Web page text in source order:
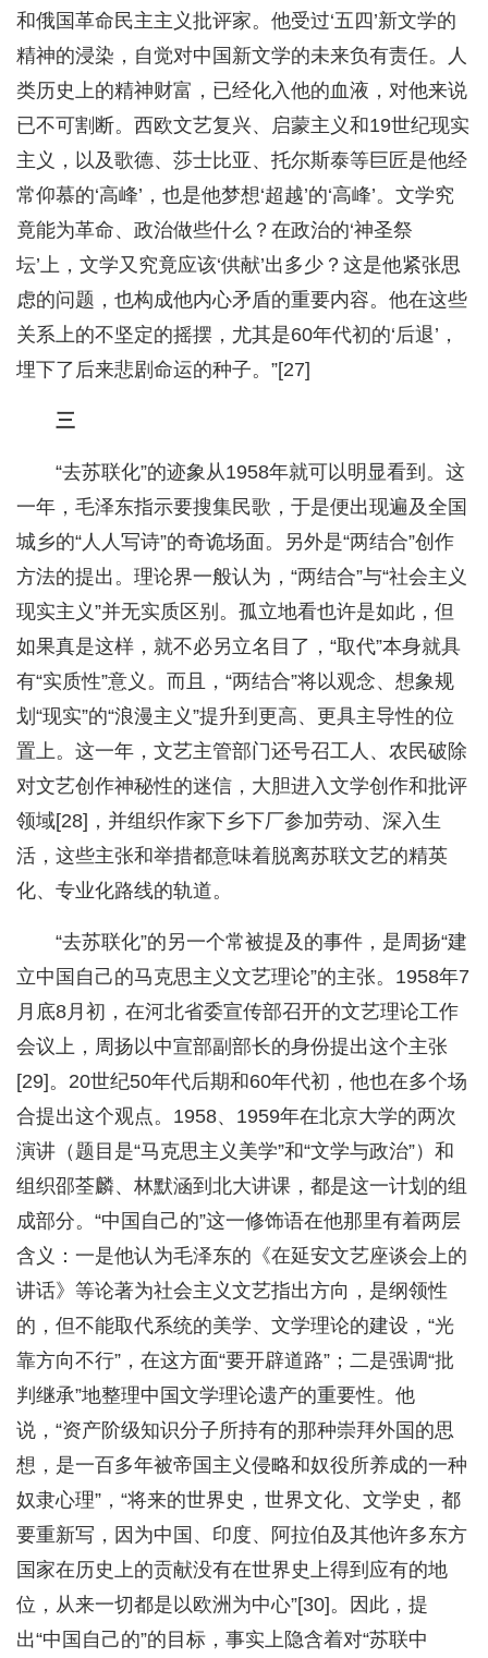
和俄国革命民主主义批评家。他受过‘五四’新文学的
精神的浸染，自觉对中国新文学的未来负有责任。人
类历史上的精神财富，已经化入他的血液，对他来说
已不可割断。西欧文艺复兴、启蒙主义和19世纪现实
主义，以及歌德、莎士比亚、托尔斯泰等巨匠是他经
常仰慕的‘高峰’，也是他梦想‘超越’的‘高峰’。文学究
竟能为革命、政治做些什么？在政治的‘神圣祭
坛’上，文学又究竟应该‘供献’出多少？这是他紧张思
虑的问题，也构成他内心矛盾的重要内容。他在这些
关系上的不坚定的摇摆，尤其是60年代初的‘后退’，
埋下了后来悲剧命运的种子。”[27]
三
“去苏联化”的迹象从1958年就可以明显看到。这
一年，毛泽东指示要搜集民歌，于是便出现遍及全国
城乡的“人人写诗”的奇诡场面。另外是“两结合”创作
方法的提出。理论界一般认为，“两结合”与“社会主义
现实主义”并无实质区别。孤立地看也许是如此，但
如果真是这样，就不必另立名目了，“取代”本身就具
有“实质性”意义。而且，“两结合”将以观念、想象规
划“现实”的“浪漫主义”提升到更高、更具主导性的位
置上。这一年，文艺主管部门还号召工人、农民破除
对文艺创作神秘性的迷信，大胆进入文学创作和批评
领域[28]，并组织作家下乡下厂参加劳动、深入生
活，这些主张和举措都意味着脱离苏联文艺的精英
化、专业化路线的轨道。
“去苏联化”的另一个常被提及的事件，是周扬“建
立中国自己的马克思主义文艺理论”的主张。1958年7
月底8月初，在河北省委宣传部召开的文艺理论工作
会议上，周扬以中宣部副部长的身份提出这个主张
[29]。20世纪50年代后期和60年代初，他也在多个场
合提出这个观点。1958、1959年在北京大学的两次
演讲（题目是“马克思主义美学”和“文学与政治”）和
组织邵荃麟、林默涵到北大讲课，都是这一计划的组
成部分。“中国自己的”这一修饰语在他那里有着两层
含义：一是他认为毛泽东的《在延安文艺座谈会上的
讲话》等论著为社会主义文艺指出方向，是纲领性
的，但不能取代系统的美学、文学理论的建设，“光
靠方向不行”，在这方面“要开辟道路”；二是强调“批
判继承”地整理中国文学理论遗产的重要性。他
说，“资产阶级知识分子所持有的那种崇拜外国的思
想，是一百多年被帝国主义侵略和奴役所养成的一种
奴隶心理”，“将来的世界史，世界文化、文学史，都
要重新写，因为中国、印度、阿拉伯及其他许多东方
国家在历史上的贡献没有在世界史上得到应有的地
位，从来一切都是以欧洲为中心”[30]。因此，提
出“中国自己的”的目标，事实上隐含着对“苏联中